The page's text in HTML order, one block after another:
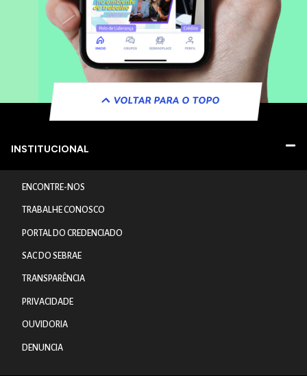
VOLTAR PARA O TOPO
INSTITUCIONAL
ENCONTRE-NOS
TRABALHE CONOSCO
PORTAL DO CREDENCIADO
SAC DO SEBRAE
TRANSPARÊNCIA
PRIVACIDADE
OUVIDORIA
DENUNCIA